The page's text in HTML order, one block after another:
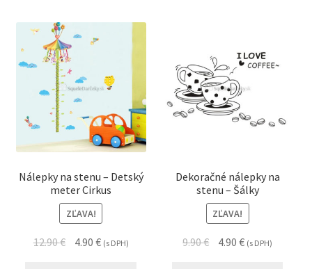
Nálepky na stenu – Detský
meter Cirkus
ZĽAVA!
12.90€ 4.90 € (s DPH)
Dekoračné nálepky na
stenu – Šálky
ZĽAVA!
9.90€ 4.90€ (s DPH)